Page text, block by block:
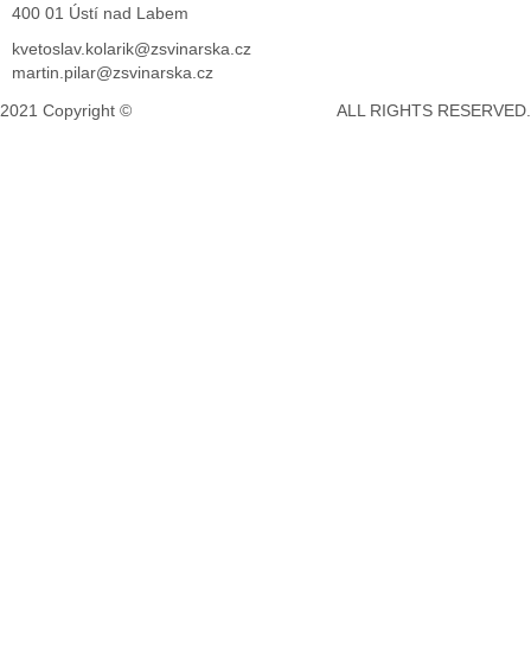
400 01 Ústí nad Labem
kvetoslav.kolarik@zsvinarska.cz
martin.pilar@zsvinarska.cz
2021 Copyright ©
ALL RIGHTS RESERVED.